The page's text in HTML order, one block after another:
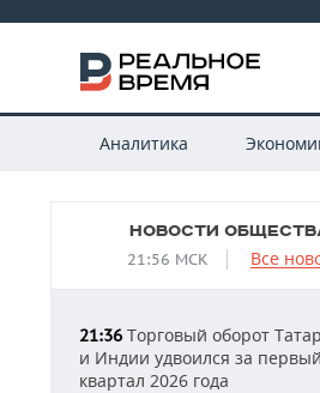
Аналитика
НОВОСТИ
21:56 МСК Все
21:36 Торговый оборот
и Индии удвоился за первый
квартал 2026 года